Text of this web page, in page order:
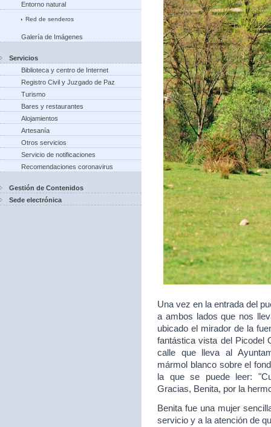
Entorno natural
Red de senderos
Galería de Imágenes
Servicios
Biblioteca y centro de Internet
Registro Civil y Juzgado de Paz
Turismo
Bares y restaurantes
Alojamientos
Artesanía
Otros servicios
Servicio de notificaciones
Recomendaciones coronavirus
Gestión de Contenidos
Sede electrónica
Una vez en la entrada del
a ambos lados que nos
ubicado el mirador de la
fantástica vista del Picodel
calle que lleva al
mármol blanco sobre el
la que se puede leer:
Gracias, Benita, por la
Benita fue una mujer
servicio y a la atención de